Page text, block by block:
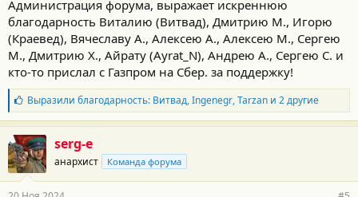
с
т
и
Администрация форума, выражает искреннюю
благодарность Виталию (Витвад), Дмитрию М., Игорю
(Краевед), Вячеславу А., Алексею А., Алексею М., Сергею
М., Дмитрию Х., Айрату (Ayrat_N), Андрею А., Сергею С. и
кто-то прислал с Газпром на Сбер. за поддержку!
Б
л
а
г
о
д
а
Выразили благодарность: Витвад,Ingenegr,Tarzanи 2 другие
serg-e
анархист Команда форума